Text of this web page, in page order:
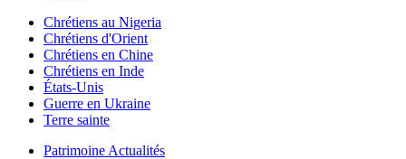
Chrétiens au Nigeria
Chrétiens d'Orient
Chrétiens en Chine
Chrétiens en Inde
États-Unis
Guerre en Ukraine
Terre sainte
Patrimoine Actualités